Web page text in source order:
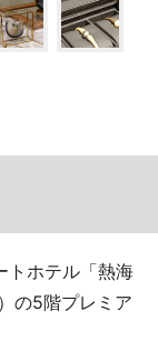
トホテル「熱海
の5階プレミア